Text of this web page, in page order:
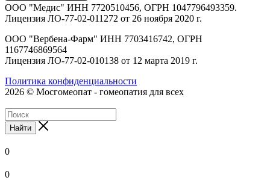
ООО "Медис" ИНН 7720510456, ОГРН 1047796493359.
Лицензия ЛО-77-02-011272 от 26 ноября 2020 г.
ООО "Вербена-Фарм" ИНН 7703416742, ОГРН
1167746869564
Лицензия ЛО-77-02-010138 от 12 марта 2019 г.
Политика конфиденциальности
2026 © Мосгомеопат - гомеопатия для всех
Найти
0
0